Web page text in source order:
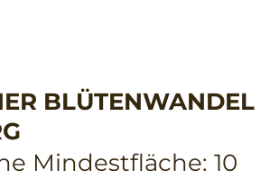
BLÜTENWANDEL
Mindestfläche: 10